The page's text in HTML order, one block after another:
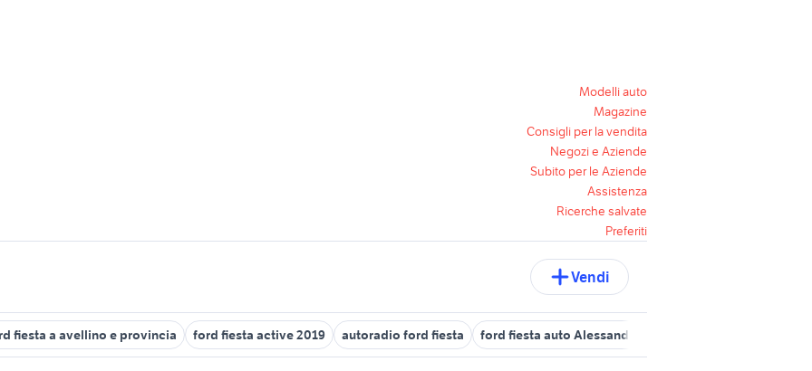
Modelli auto
Magazine
Consigli per la vendita
Negozi e Aziende
Subito per le Aziende
Assistenza
Ricerche salvate
Preferiti
Vendi
fiesta a avellino e provincia ford fiesta active 2019 autoradio ford fiesta ford fiesta auto Alessandria provincia